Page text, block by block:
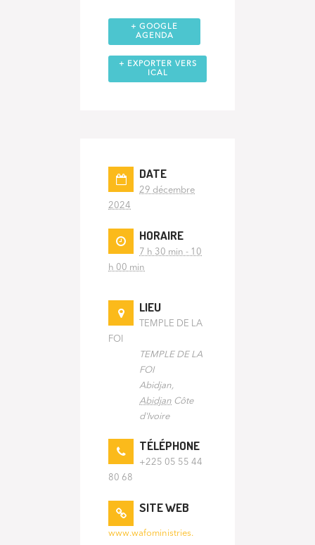
+ GOOGLE
AGENDA
+ EXPORTER VERS
ICAL
DATE
29 décembre
2024
HORAIRE
7 h 30 min - 10
h 00 min
LIEU
TEMPLE DE LA
FOI
TEMPLE DE LA
FOI
Abidjan
Abidjan Côte
d'Ivoire
TÉLÉPHONE
+225 05 55 44
80 68
SITE WEB
www.wafoministries.